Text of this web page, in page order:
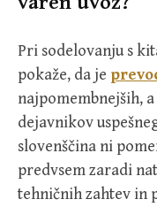
Pri sodelovanju s
pokaže, da je
najpomembnejših,
dejavnikov
slovenščina ni
predvsem zaradi
tehničnih zahtev in